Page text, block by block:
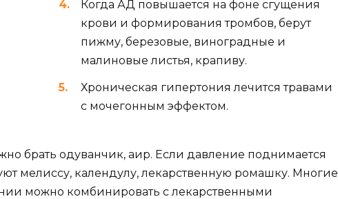
Когда АД повышается на фоне сгущения
крови и формирования тромбов, берут
пижму, березовые, виноградные и
малиновые листья, крапиву.
Хроническая гипертония лечится травами
с мочегонным эффектом.
брать одуванчик, аир. Если давление поднимается
мелиссу, календулу, лекарственную ромашку. Многие
можно комбинировать с лекарственными